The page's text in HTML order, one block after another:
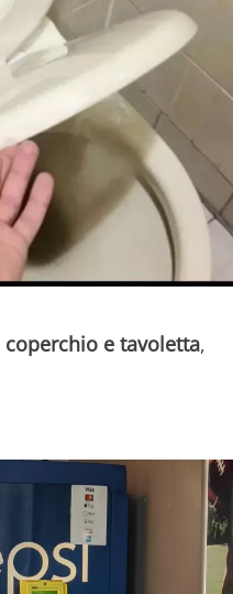
coperchio e tavoletta,